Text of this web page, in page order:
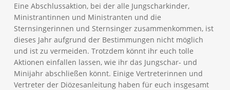
Eine Abschlussaktion, bei der alle Jungscharkinder,
Ministrantinnen und Ministranten und die
Sternsingerinnen und Sternsinger zusammenkommen, ist
dieses Jahr aufgrund der Bestimmungen nicht möglich
und ist zu vermeiden. Trotzdem könnt ihr euch tolle
Aktionen einfallen lassen, wie ihr das Jungschar- und
Minijahr abschließen könnt. Einige Vertreterinnen und
Vertreter der Diözesanleitung haben für euch insgesamt